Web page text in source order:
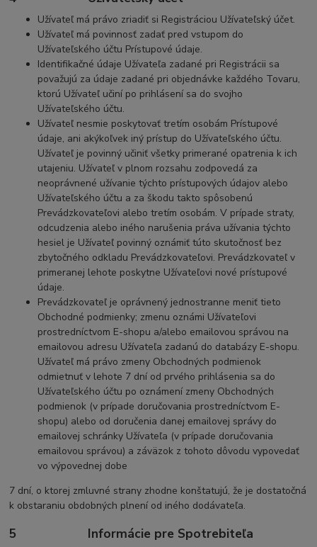
Užívateľ má právo zriadiť si Registráciou Užívateľský účet.
Užívateľ má povinnosť zadať pred vstupom do
Užívateľského účtu Prístupové údaje.
Identifikačné údaje Užívateľa zadané pri Registrácii sa
považujú za údaje zadané pri objednávke každého Tovaru,
ktorú Užívateľ učiní po prihlásení sa do svojho
Užívateľského účtu.
Užívateľ nesmie poskytovať tretím osobám Prístupové
údaje, ani akýkoľvek iný prístup do Užívateľského účtu.
Užívateľ je povinný učiniť všetky primerané opatrenia k ich
utajeniu. Užívateľ v plnom rozsahu zodpovedá za
neoprávnené užívanie týchto prístupových údajov alebo
Užívateľského účtu a za škodu takto spôsobenú
Prevádzkovateľovi alebo tretím osobám. V prípade straty,
odcudzenia alebo iného narušenia práva užívania týchto
hesiel je Užívateľ povinný oznámiť túto skutočnosť bez
zbytočného odkladu Prevádzkovateľovi. Prevádzkovateľ v
primeranej lehote poskytne Užívateľovi nové prístupové
údaje.
Prevádzkovateľ je oprávnený jednostranne meniť tieto
Obchodné podmienky; zmenu oznámi Užívateľovi
prostredníctvom E-shopu a/alebo emailovou správou na
emailovou adresu Užívateľa zadanú do databázy E-shopu.
Užívateľ má právo zmeny Obchodných podmienok
odmietnuť v lehote 7 dní od prvého prihlásenia sa do
Užívateľského účtu po oznámení zmeny Obchodných
podmienok (v prípade doručovania prostredníctvom E-
shopu) alebo od doručenia danej emailovej správy do
emailovej schránky Užívateľa (v prípade doručovania
emailovou správou) a záväzok z tohoto dôvodu vypovedať
vo výpovednej dobe
7 dní, o ktorej zmluvné strany zhodne konštatujú, že je dostatočná
k obstaraniu obdobných plnení od iného dodávateľa.
5 Informácie pre Spotrebiteľa